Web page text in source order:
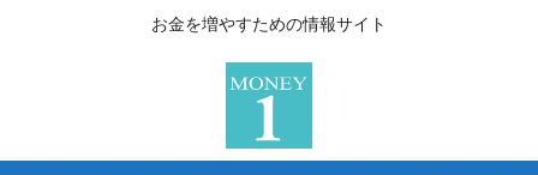
お金を増やすための情報サイト